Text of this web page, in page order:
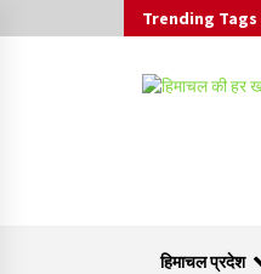
Trending Tags
हिमाचल प्रदेश